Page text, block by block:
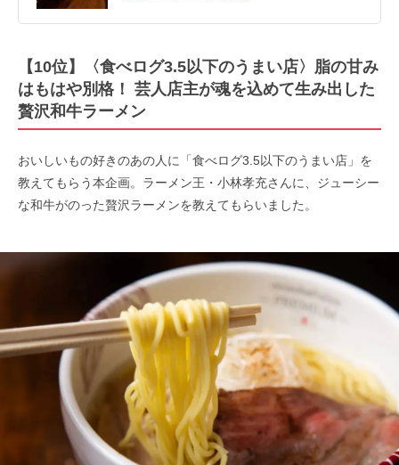
【10位】〈食べログ3.5以下のうまい店〉脂の甘み
はもはや別格！ 芸人店主が魂を込めて生み出した
贅沢和牛ラーメン
おいしいもの好きのあの人に「食べログ3.5以下のうまい店」を
教えてもらう本企画。ラーメン王・小林孝充さんに、ジューシー
な和牛がのった贅沢ラーメンを教えてもらいました。